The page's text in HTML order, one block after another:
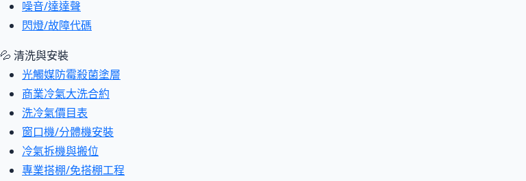
噪音/達達聲
閃燈/故障代碼
💦 清洗與安裝
光觸媒防霉殺菌塗層
商業冷氣大洗合約
洗冷氣價目表
窗口機/分體機安裝
冷氣拆機與搬位
專業搭棚/免搭棚工程